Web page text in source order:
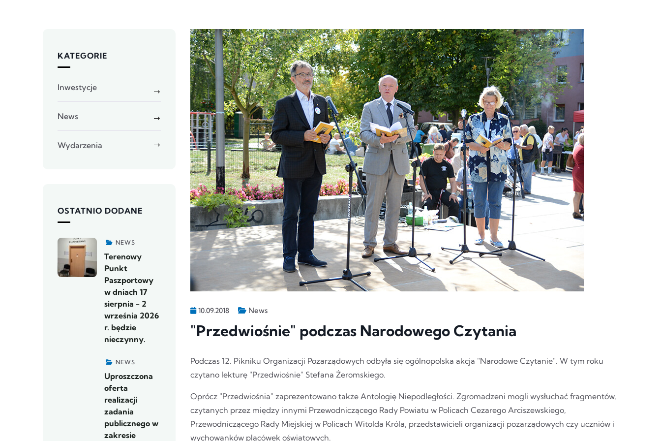
10.09.2018 News
"Przedwiośnie" podczas Narodowego Czytania
Podczas 12. Pikniku Organizacji Pozarządowych odbyła się ogólnopolska akcja "Narodowe Czytanie". W tym roku
czytano lekturę "Przedwiośnie" Stefana Żeromskiego.
Oprócz "Przedwiośnia" zaprezentowano także Antologię Niepodległości. Zgromadzeni mogli wysłuchać fragmentów,
czytanych przez między innymi Przewodniczącego Rady Powiatu w Policach Cezarego Arciszewskiego,
Przewodniczącego Rady Miejskiej w Policach Witolda Króla, przedstawicieli organizacji pozarządowych czy uczniów i
wychowanków placówek oświatowych.
KATEGORIE
Inwestycje
News
Wydarzenia
OSTATNIO DODANE
NEWS
Terenowy
Punkt
Paszportowy
w dniach 17
sierpnia - 2
września 2026
r. będzie
nieczynny.
NEWS
Uproszczona
oferta
realizacji
zadania
publicznego w
zakresie